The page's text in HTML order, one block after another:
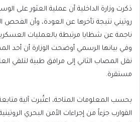
ذكرت وزارة الداخلية أن عملية العثور على
روتيني نتيجة تأخرها عن العودة، وأن
ناجمة عن شظايا مرتبطة بالعمليات
وفي بيانها الرسمي أوضحت الوزارة أن أحد
نقل المصاب الثاني إلى مرافق طبية لتلقي
مستقرة.
بحسب المعلومات المتاحة، اعتُبرت آلية
القوارب جزءاً من إجراءات الأمن البحري